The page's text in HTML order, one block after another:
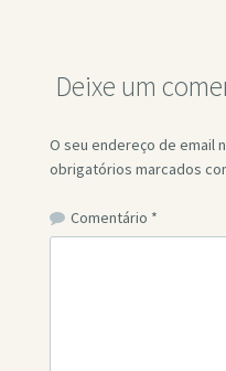
Deixe um
O seu endereço de email
obrigatórios marcados
Comentário *